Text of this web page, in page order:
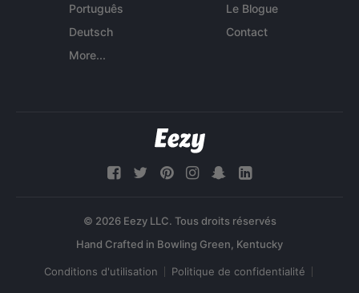
Português
Deutsch
More...
Le Blogue
Contact
© 2026 Eezy LLC. Tous droits réservés
Conditions d'utilisation Politique de confidentialité